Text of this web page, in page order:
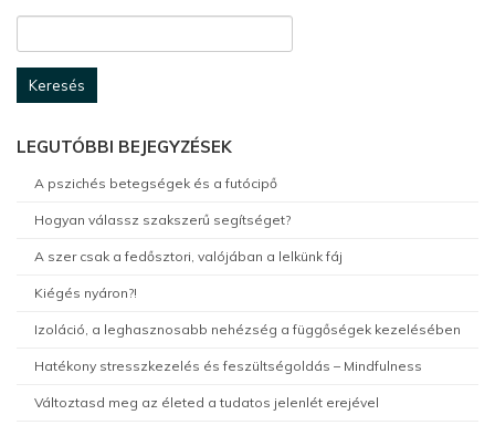
LEGUTÓBBI BEJEGYZÉSEK
A pszichés betegségek és a futócipő
Hogyan válassz szakszerű segítséget?
A szer csak a fedősztori, valójában a lelkünk fáj
Kiégés nyáron?!
Izoláció, a leghasznosabb nehézség a függőségek kezelésében
Hatékony stresszkezelés és feszültségoldás – Mindfulness
Változtasd meg az életed a tudatos jelenlét erejével